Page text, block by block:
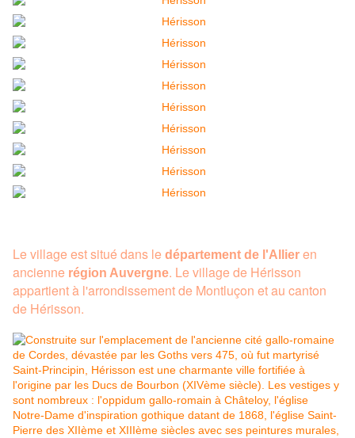
Le village est situé dans le département de l'Allier en
ancienne région Auvergne. Le village de Hérisson
appartient à l'arrondissement de Montluçon et au canton
de Hérisson.